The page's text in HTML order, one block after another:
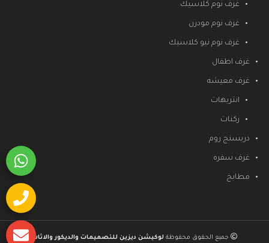
غرف نوم كلاسيك
غرف نوم مودرن
غرف نوم نيو كلاسيك
غرف اطفال
غرف معيشه
انتريهات
ركنات
دريسنج روم
غرف سفره
مطابخ
جميع الحقوق محفوظة لوكيشن ديزين للتصميمات والديكور والاثاث